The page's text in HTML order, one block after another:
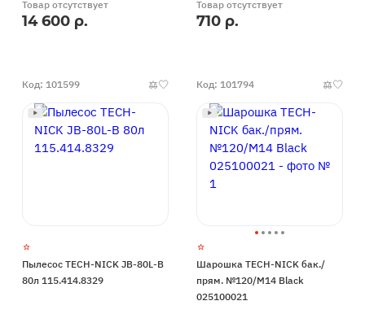
Товар отсутствует
14 600 р.
Товар отсутствует
710 р.
Код: 101599
Пылесос TECH-NICK JB-80L-B
80л 115.414.8329
Код: 101794
Шарошка TECH-NICK бак./
прям. №120/М14 Black
025100021